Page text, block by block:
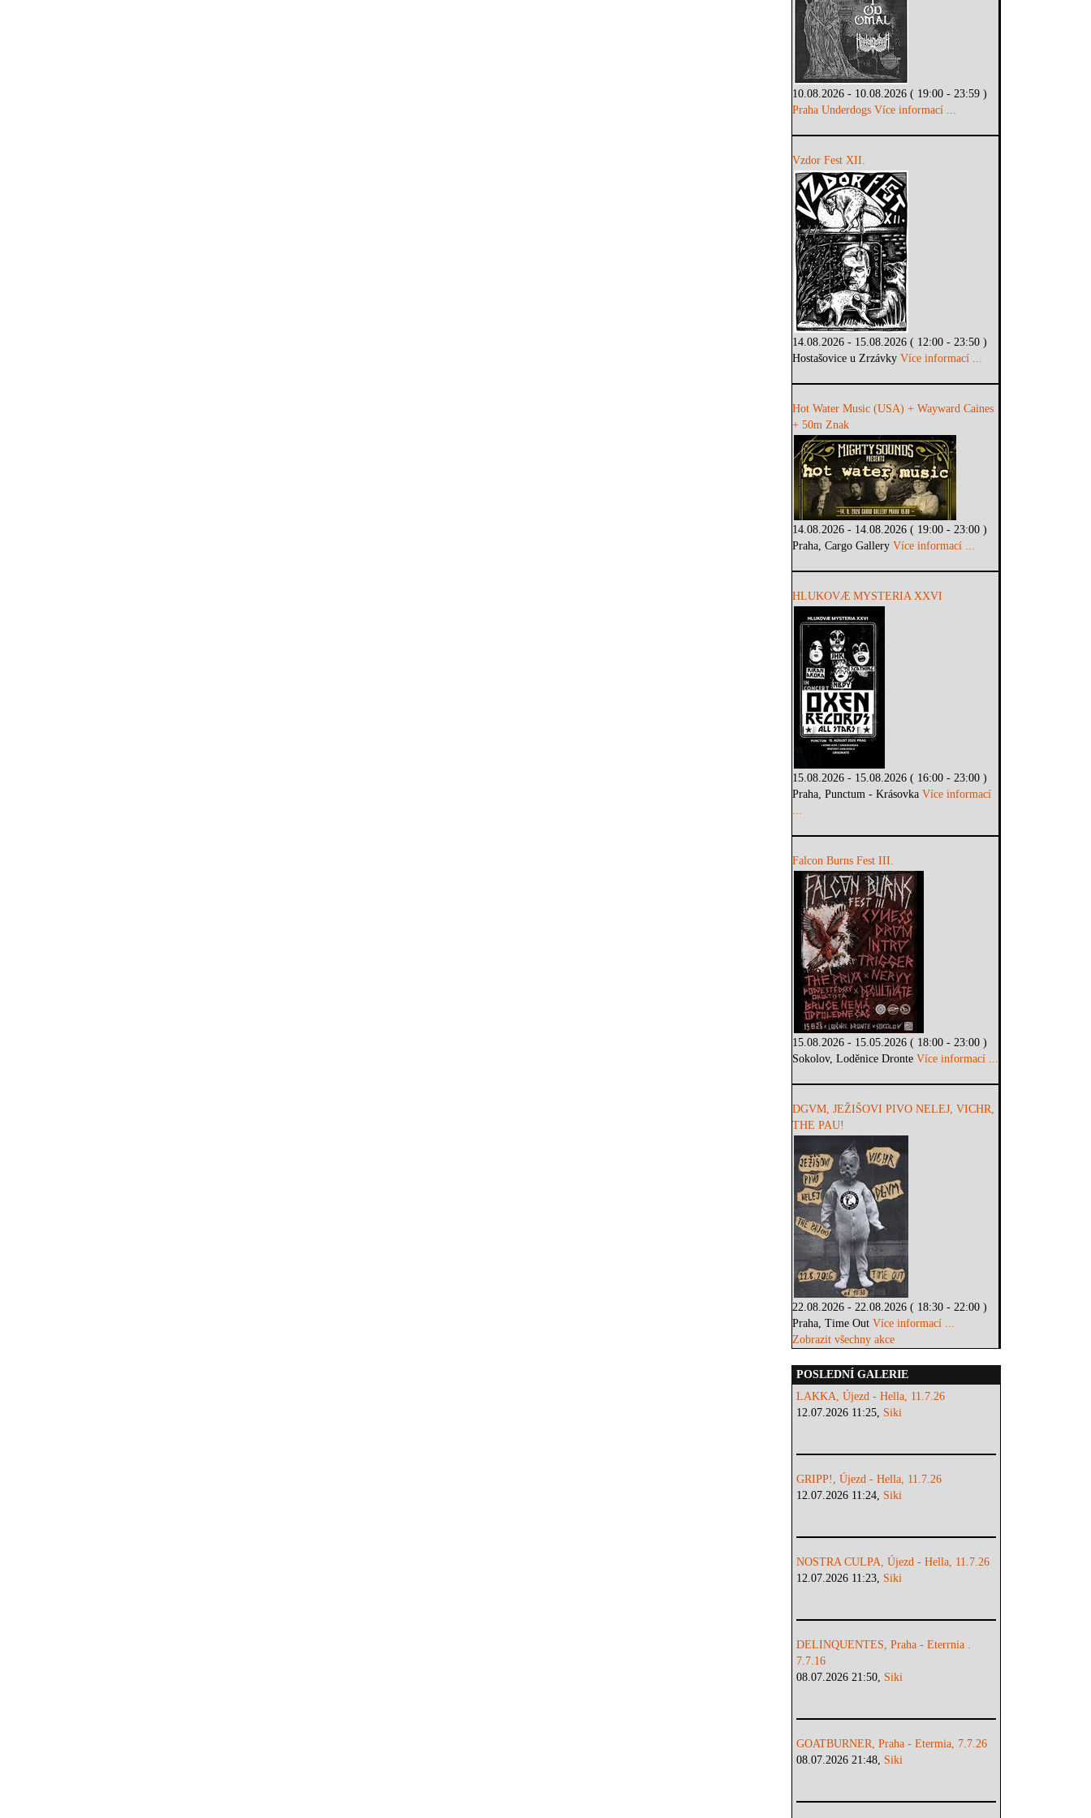
10.08.2026 - 10.08.2026 ( 19:00 - 23:59 )
Praha Underdogs Více informací ...
Vzdor Fest XII.
14.08.2026 - 15.08.2026 ( 12:00 - 23:50 )
Hostašovice u ZrzávkyVíce informací ...
Hot Water Music (USA) + Wayward Caines
+ 50m Znak
14.08.2026 - 14.08.2026 ( 19:00 - 23:00 )
Praha, Cargo GalleryVíce informací ...
HLUKOVÆ MYSTERIA XXVI
15.08.2026 - 15.08.2026 ( 16:00 - 23:00 )
Praha, Punctum - KrásovkaVíce informací
...
Falcon Burns Fest III.
15.08.2026 - 15.05.2026 ( 18:00 - 23:00 )
Sokolov, Loděnice DronteVíce informací ...
DGVM, JEŽIŠOVI PIVO NELEJ, VICHR,
THE PAU!
22.08.2026 - 22.08.2026 ( 18:30 - 22:00 )
Praha, Time OutVíce informací ...
Zobrazit všechny akce
POSLEDNÍ GALERIE
LAKKA, Újezd - Hella, 11.7.26
12.07.2026 11:25, Siki
GRIPP!, Újezd - Hella, 11.7.26
12.07.2026 11:24, Siki
NOSTRA CULPA, Újezd - Hella, 11.7.26
12.07.2026 11:23, Siki
DELINQUENTES, Praha - Eterrnia .
7.7.16
08.07.2026 21:50, Siki
GOATBURNER, Praha - Etermia, 7.7.26
08.07.2026 21:48, Siki